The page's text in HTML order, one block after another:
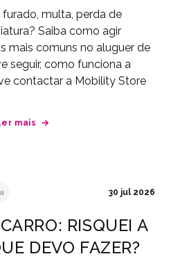
furado, multa, perda de
Saiba como agir
mais comuns no aluguer de
seguir, como funciona a
contactar a Mobility Store
mais
30 jul 2026
RISQUEI A
DEVO FAZER?